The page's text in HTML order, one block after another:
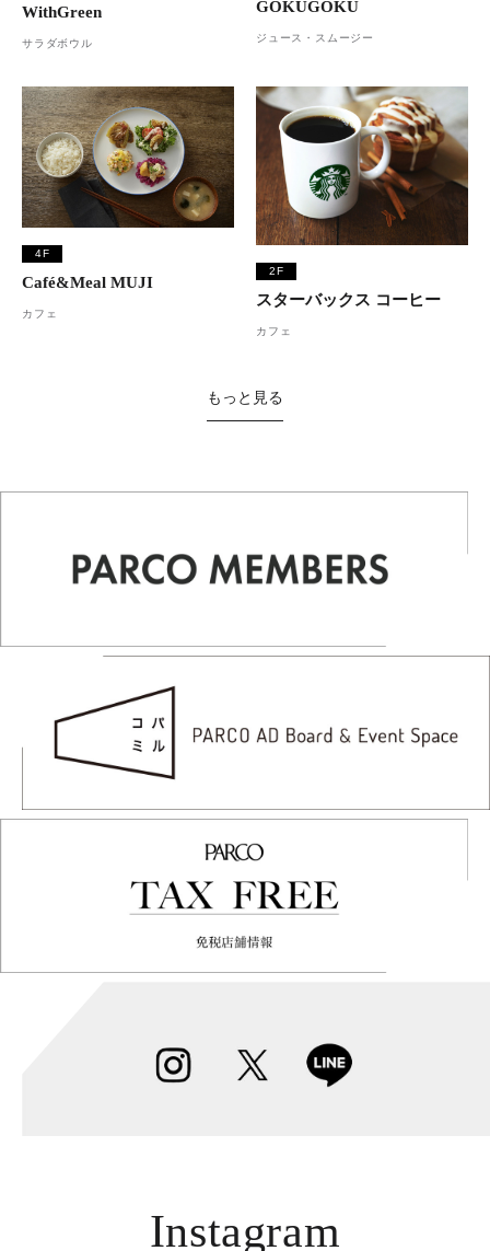
WithGreen
サラダボウル
GOKUGOKU
ジュース・スムージー
4F
Café&Meal MUJI
カフェ
2F
スターバックス コーヒー
カフェ
もっと見る
Instagram